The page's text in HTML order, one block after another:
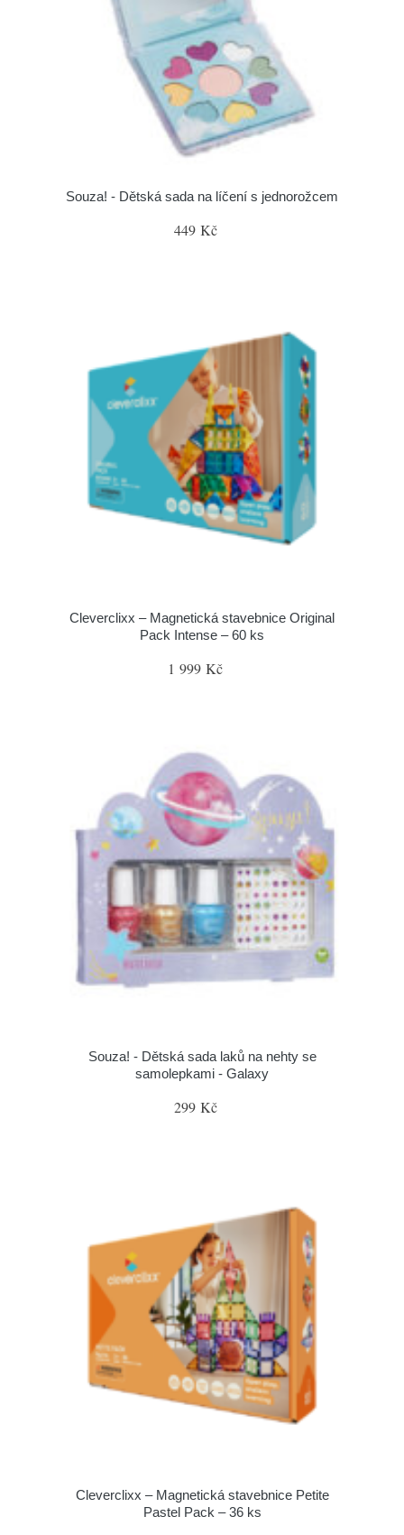
Souza! - Dětská sada na líčení s jednorožcem
449 Kč
Cleverclixx – Magnetická stavebnice Original
Pack Intense – 60 ks
1 999 Kč
Souza! - Dětská sada laků na nehty se
samolepkami - Galaxy
299 Kč
Cleverclixx – Magnetická stavebnice Petite
Pastel Pack – 36 ks